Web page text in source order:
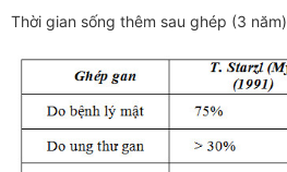
Thời gian sống thêm sau ghép (3 năm)